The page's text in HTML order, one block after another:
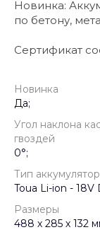
Новинка:
по бетону,
Сертификат
Новинка
Да;
Угол наклона
гвоздей
0°;
Тип
Toua Li-ion - 18V
Размеры
488 х 285 х 132